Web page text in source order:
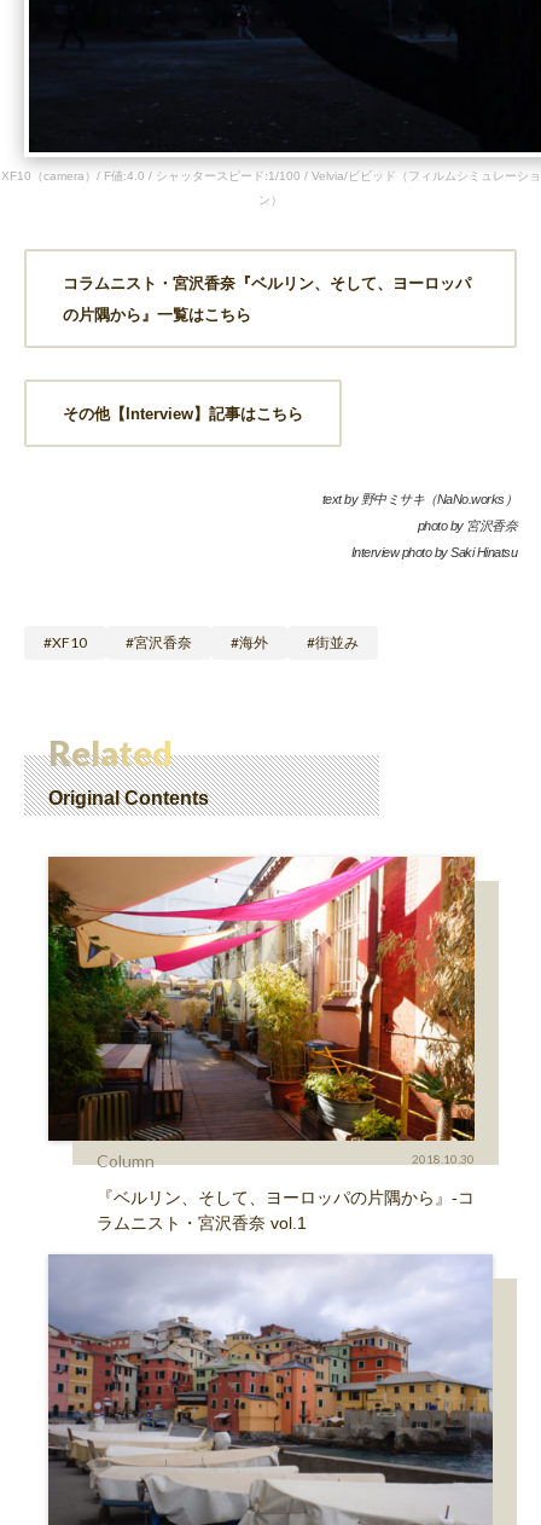
XF10（camera）/ F値:4.0 / シャッタースピード:1/100 / Velvia/ビビッド（フィルムシミュレーショ
ン）
コラムニスト・宮沢香奈『ベルリン、そして、ヨーロッパ
の片隅から』一覧はこちら
その他【Interview】記事はこちら
text by 野中ミサキ（NaNo.works）
photo by 宮沢香奈
Interview photo by Saki Hinatsu
XF10 宮沢香奈 海外 街並み
Related
Original Contents
Column 2018.10.30
『ベルリン、そして、ヨーロッパの片隅から』-コ
ラムニスト・宮沢香奈 vol.1